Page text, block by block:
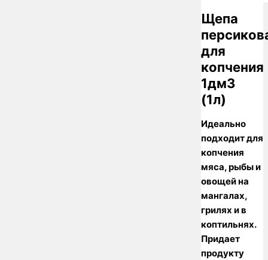
Щепа
для
копчения
1дм3
(1л)
Идеально
подходит для
копчения
мяса, рыбы и
овощей на
мангалах,
грилях и в
коптильнях.
Придает
продукту